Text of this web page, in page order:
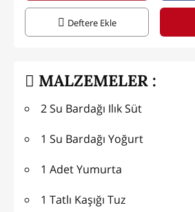
Deftere Ekle
MALZEMELER :
2 Su Bardağı Ilık Süt
1 Su Bardağı Yoğurt
1 Adet Yumurta
1 Tatlı Kaşığı Tuz